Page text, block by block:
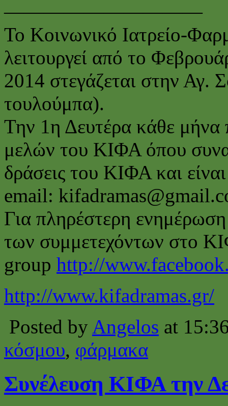
——————————
Το Κοινωνικό Ιατρείο-
λειτουργεί από το
2014 στεγάζεται στην Αγ.
τουλούμπα).
Την 1η Δευτέρα κάθε μήνα
μελών του ΚΙΦΑ όπου
δράσεις του ΚΙΦΑ και
email:
Για πληρέστερη ενημέρωση
των συμμετεχόντων στο
group http://
http://www.kifadramas.gr/
Posted by Angelos at
κόσμου, φάρμακα
Συνέλευση ΚΙΦΑ την